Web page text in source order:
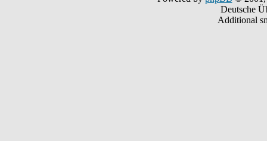
Deutsche
Additional